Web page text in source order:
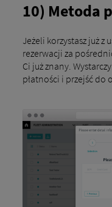
10) Metoda
Jeżeli korzystasz już z
rezerwacji za
Ci już znany.
płatności i przejść do